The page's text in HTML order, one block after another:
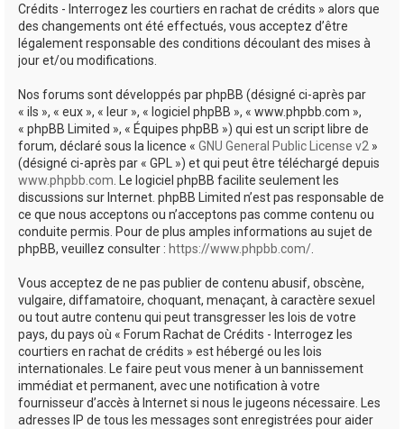
Crédits - Interrogez les courtiers en rachat de crédits » alors que
des changements ont été effectués, vous acceptez d’être
légalement responsable des conditions découlant des mises à
jour et/ou modifications.
Nos forums sont développés par phpBB (désigné ci-après par
« ils », « eux », « leur », « logiciel phpBB », « www.phpbb.com »,
« phpBB Limited », « Équipes phpBB ») qui est un script libre de
forum, déclaré sous la licence « GNU General Public License v2 »
(désigné ci-après par « GPL ») et qui peut être téléchargé depuis
www.phpbb.com . Le logiciel phpBB facilite seulement les
discussions sur Internet. phpBB Limited n’est pas responsable de
ce que nous acceptons ou n’acceptons pas comme contenu ou
conduite permis. Pour de plus amples informations au sujet de
phpBB, veuillez consulter : https://www.phpbb.com/
Vous acceptez de ne pas publier de contenu abusif, obscène,
vulgaire, diffamatoire, choquant, menaçant, à caractère sexuel
ou tout autre contenu qui peut transgresser les lois de votre
pays, du pays où « Forum Rachat de Crédits - Interrogez les
courtiers en rachat de crédits » est hébergé ou les lois
internationales. Le faire peut vous mener à un bannissement
immédiat et permanent, avec une notification à votre
fournisseur d’accès à Internet si nous le jugeons nécessaire. Les
adresses IP de tous les messages sont enregistrées pour aider